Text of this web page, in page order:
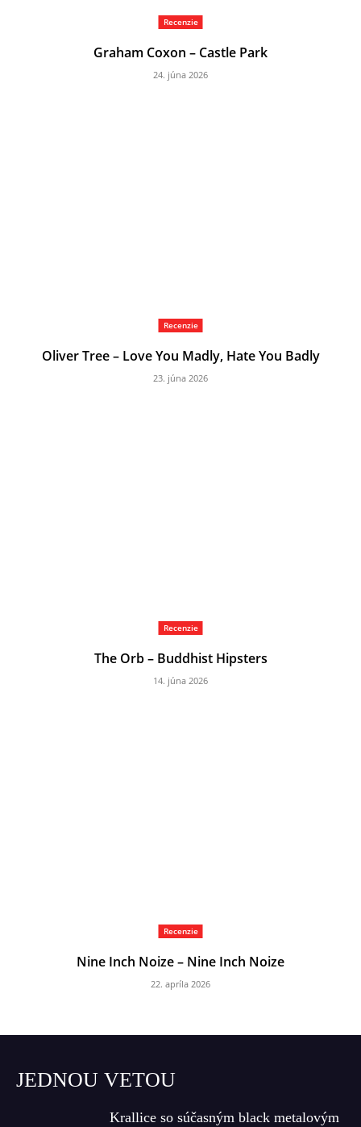
Recenzie
Graham Coxon – Castle Park
24. júna 2026
Recenzie
Oliver Tree – Love You Madly, Hate You Badly
23. júna 2026
Recenzie
The Orb – Buddhist Hipsters
14. júna 2026
Recenzie
Nine Inch Noize – Nine Inch Noize
22. apríla 2026
JEDNOU VETOU
Krallice so súčasným black metalovým